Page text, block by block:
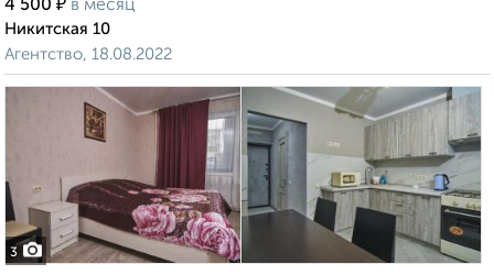
4 500 ₽ в месяц
Никитская 10
Агентство, 18.08.2022
3